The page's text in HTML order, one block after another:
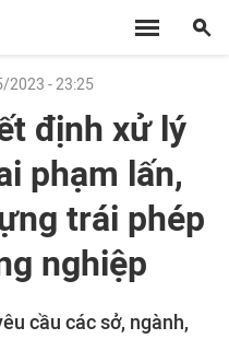
2023 - 23:25
định xử lý
phạm lấn,
trái phép
nghiệp
cầu các sở, ngành,